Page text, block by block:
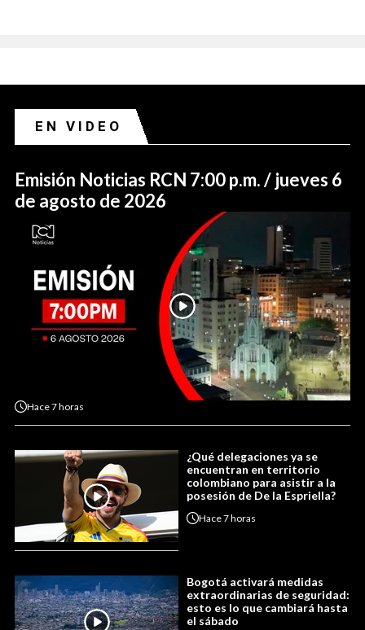
EN VIDEO
Emisión Noticias RCN 7:00 p.m. / jueves 6
de agosto de 2026
Hace7 horas
¿Qué delegaciones ya se
encuentran en territorio
colombiano para asistir a la
posesión de De la Espriella?
Hace7 horas
Bogotá activará medidas
extraordinarias de seguridad:
esto es lo que cambiará hasta
el sábado